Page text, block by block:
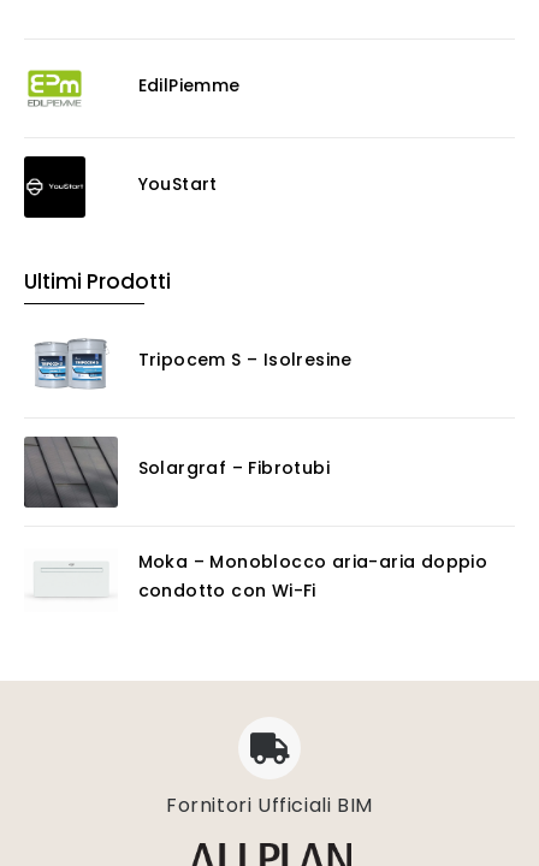
EdilPiemme
YouStart
Ultimi Prodotti
Tripocem S – Isolresine
Solargraf – Fibrotubi
Moka – Monoblocco aria-aria doppio
condotto con Wi-Fi
Fornitori Ufficiali BIM